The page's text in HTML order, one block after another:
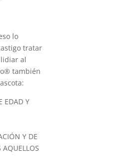
lo
tratar
al
también
EDAD Y
Y DE
AQUELLOS